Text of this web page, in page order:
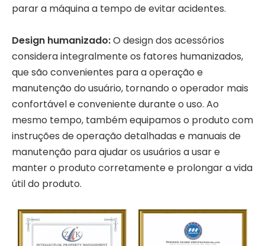
parar a máquina a tempo de evitar acidentes.
Design humanizado:O design dos acessórios
considera integralmente os fatores humanizados,
que são convenientes para a operação e
manutenção do usuário, tornando o operador mais
confortável e conveniente durante o uso. Ao
mesmo tempo, também equipamos o produto com
instruções de operação detalhadas e manuais de
manutenção para ajudar os usuários a usar e
manter o produto corretamente e prolongar a vida
útil do produto.